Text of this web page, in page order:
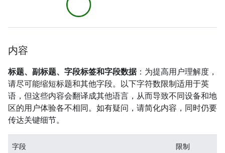
内容
标题、副标题、字段标签和字段数据：为提高用户理解度，
请尽可能缩短标题和其他字段。以下字符数限制适用于英
语，但这些内容会翻译成其他语言，从而导致不同设备和地
区的用户体验各不相同。如有疑问，请简化内容，同时仍要
传达关键细节。
字段 限制